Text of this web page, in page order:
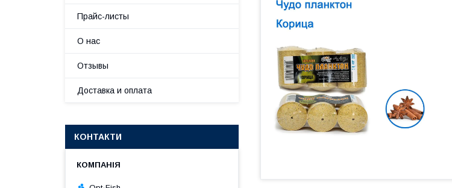
Прайс-листы
О нас
Отзывы
Доставка и оплата
КОНТАКТИ